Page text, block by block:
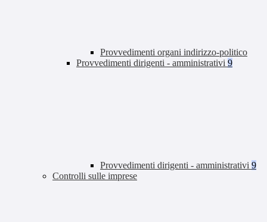
Provvedimenti organi indirizzo-politico
Provvedimenti dirigenti - amministrativi 9
Provvedimenti dirigenti - amministrativi 9
Controlli sulle imprese